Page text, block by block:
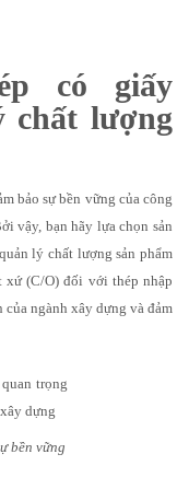
có giấy
chất lượng
bảo sự bền vững của công
vậy, bạn hãy lựa chọn sản
lý chất lượng sản phẩm
xứ (C/O) đối với thép nhập
của ngành xây dựng và đảm
bền vững